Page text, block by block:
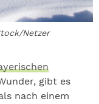
Netzer
gibt es
nach einem